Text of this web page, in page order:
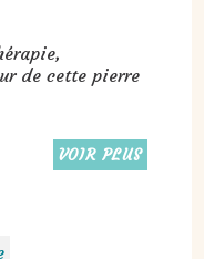
de cette pierre
VOIR PLUS